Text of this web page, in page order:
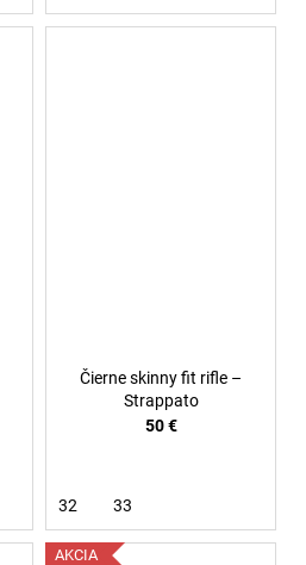
Čierne skinny fit rifle –
Strappato
50 €
32 33
AKCIA